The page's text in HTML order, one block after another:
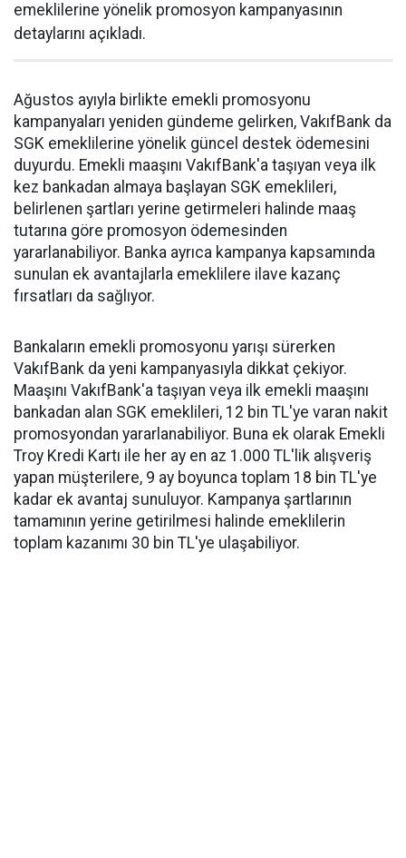
emeklilerine yönelik promosyon kampanyasının
detaylarını açıkladı.
Ağustos ayıyla birlikte emekli promosyonu
kampanyaları yeniden gündeme gelirken, VakıfBank da
SGK emeklilerine yönelik güncel destek ödemesini
duyurdu. Emekli maaşını VakıfBank'a taşıyan veya ilk
kez bankadan almaya başlayan SGK emeklileri,
belirlenen şartları yerine getirmeleri halinde maaş
tutarına göre promosyon ödemesinden
yararlanabiliyor. Banka ayrıca kampanya kapsamında
sunulan ek avantajlarla emeklilere ilave kazanç
fırsatları da sağlıyor.
Bankaların emekli promosyonu yarışı sürerken
VakıfBank da yeni kampanyasıyla dikkat çekiyor.
Maaşını VakıfBank'a taşıyan veya ilk emekli maaşını
bankadan alan SGK emeklileri, 12 bin TL'ye varan nakit
promosyondan yararlanabiliyor. Buna ek olarak Emekli
Troy Kredi Kartı ile her ay en az 1.000 TL'lik alışveriş
yapan müşterilere, 9 ay boyunca toplam 18 bin TL'ye
kadar ek avantaj sunuluyor. Kampanya şartlarının
tamamının yerine getirilmesi halinde emeklilerin
toplam kazanımı 30 bin TL'ye ulaşabiliyor.